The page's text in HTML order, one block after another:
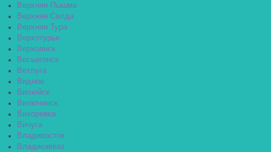
Верхняя Пышма
Верхняя Салда
Верхняя Тура
Верхотурье
Верхоянск
Весьегонск
Ветлуга
Видное
Вилюйск
Вилючинск
Вихоревка
Вичуга
Владивосток
Владикавказ